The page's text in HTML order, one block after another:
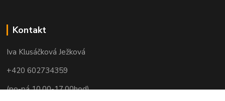
Kontakt
Iva Klusáčková Ježková
+420 602734359
(po-pá 10.00-17.00hod)